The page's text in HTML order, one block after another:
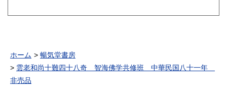
ホーム
暢気堂書房
雲老和尚十難四十八奇 智海佛学共修班 中華民国八十一年
非売品